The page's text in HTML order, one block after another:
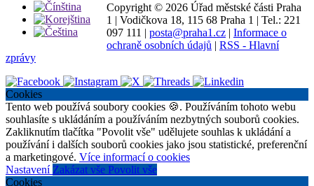
Copyright © 2026 Úřad městské části Praha
1 | Vodičkova 18, 115 68 Praha 1 | Tel.: 221
097 111 | posta@praha1.cz | Informace o
ochraně osobních údajů | RSS - Hlavní
zprávy
Cookies
Tento web používá soubory cookies 🍪. Používáním tohoto webu
souhlasíte s ukládáním a používáním nezbytných souborů cookies.
Zakliknutím tlačítka "Povolit vše" udělujete souhlas k ukládání a
používání i dalších souborů cookies jako jsou statistické, preferenční
a marketingové. Více informací o cookies
Nastavení Zakázat vše Povolit vše
Cookies